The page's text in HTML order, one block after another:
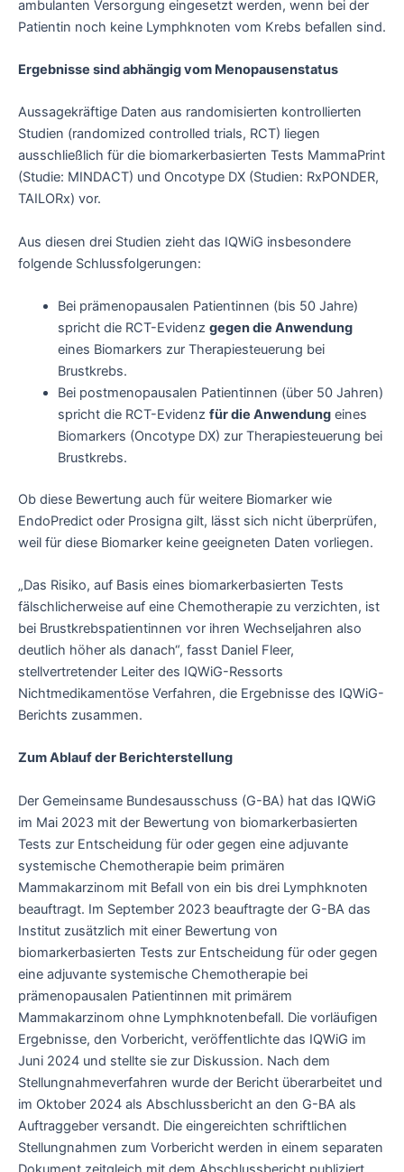
ambulanten Versorgung eingesetzt werden, wenn bei der
Patientin noch keine Lymphknoten vom Krebs befallen sind.
Ergebnisse sind abhängig vom Menopausenstatus
Aussagekräftige Daten aus randomisierten kontrollierten
Studien (randomized controlled trials, RCT) liegen
ausschließlich für die biomarkerbasierten Tests MammaPrint
(Studie: MINDACT) und Oncotype DX (Studien: RxPONDER,
TAILORx) vor.
Aus diesen drei Studien zieht das IQWiG insbesondere
folgende Schlussfolgerungen:
Bei prämenopausalen Patientinnen (bis 50 Jahre)
spricht die RCT-Evidenz gegen die Anwendung
eines Biomarkers zur Therapiesteuerung bei
Brustkrebs.
Bei postmenopausalen Patientinnen (über 50 Jahren)
spricht die RCT-Evidenz für die Anwendungeines
Biomarkers (Oncotype DX) zur Therapiesteuerung bei
Brustkrebs.
Ob diese Bewertung auch für weitere Biomarker wie
EndoPredict oder Prosigna gilt, lässt sich nicht überprüfen,
weil für diese Biomarker keine geeigneten Daten vorliegen.
„Das Risiko, auf Basis eines biomarkerbasierten Tests
fälschlicherweise auf eine Chemotherapie zu verzichten, ist
bei Brustkrebspatientinnen vor ihren Wechseljahren also
deutlich höher als danach“, fasst Daniel Fleer,
stellvertretender Leiter des IQWiG-Ressorts
Nichtmedikamentöse Verfahren, die Ergebnisse des IQWiG-
Berichts zusammen.
Zum Ablauf der Berichterstellung
Der Gemeinsame Bundesausschuss (G-BA) hat das IQWiG
im Mai 2023 mit der Bewertung von biomarkerbasierten
Tests zur Entscheidung für oder gegen eine adjuvante
systemische Chemotherapie beim primären
Mammakarzinom mit Befall von ein bis drei Lymphknoten
beauftragt. Im September 2023 beauftragte der G-BA das
Institut zusätzlich mit einer Bewertung von
biomarkerbasierten Tests zur Entscheidung für oder gegen
eine adjuvante systemische Chemotherapie bei
prämenopausalen Patientinnen mit primärem
Mammakarzinom ohne Lymphknotenbefall. Die vorläufigen
Ergebnisse, den Vorbericht, veröffentlichte das IQWiG im
Juni 2024 und stellte sie zur Diskussion. Nach dem
Stellungnahmeverfahren wurde der Bericht überarbeitet und
im Oktober 2024 als Abschlussbericht an den G-BA als
Auftraggeber versandt. Die eingereichten schriftlichen
Stellungnahmen zum Vorbericht werden in einem separaten